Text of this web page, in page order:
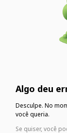
Algo deu
Desculpe. No
você queria.
Se quiser, você